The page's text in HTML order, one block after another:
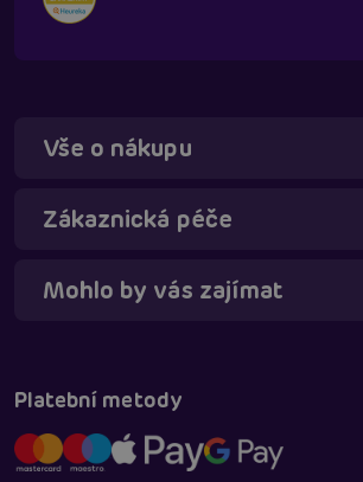
Vše o nákupu
Zákaznická péče
Mohlo by vás zajímat
Platební metody
Táňa - virtuální asistentka